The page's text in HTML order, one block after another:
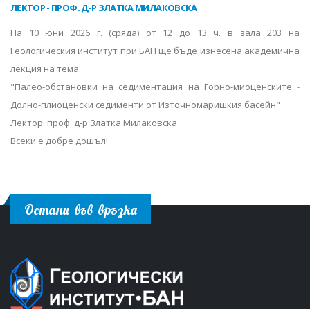
ЛЕКТОР - ПРОФ. Д-Р ЗЛАТКА МИЛАКОВСКА
На 10 юни 2026 г. (сряда) от 12 до 13 ч. в зала 203 на
Геологическия институт при БАН ще бъде изнесена академична
лекция на тема:
"Палео-обстановки на седиментация на Горно-миоценските -
Долно-плиоценски седименти от Източномаришкия басейн"
Лектор: проф. д-р Златка Милаковска
Всеки е добре дошъл!
Остани във връзка